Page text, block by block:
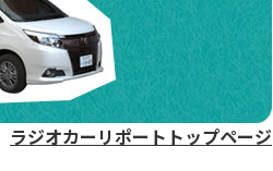
ラジオカーリポートトップページ